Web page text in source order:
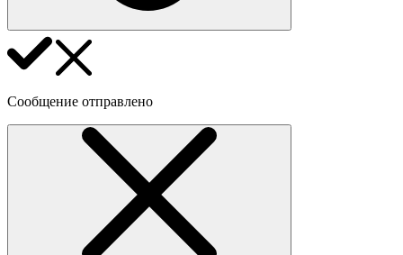
Сообщение отправлено